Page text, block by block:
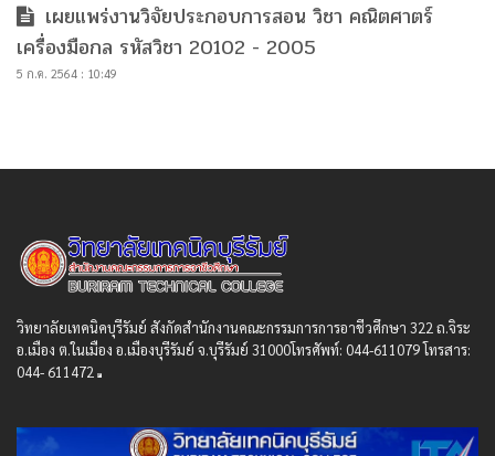
เผยแพร่งานวิจัยประกอบการสอน วิชา คณิตศาตร์
เครื่องมือกล รหัสวิชา 20102 - 2005
5 ก.ค. 2564 : 10:49
วิทยาลัยเทคนิคบุรีรัมย์ สังกัดสํานักงานคณะกรรมการการอาชีวศึกษา 322 ถ.จิระ
อ.เมือง ต.ในเมือง อ.เมืองบุรีรัมย์ จ.บุรีรัมย์ 31000โทรศัพท์: 044-611079 โทรสาร:
044- 611472